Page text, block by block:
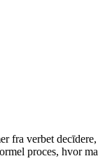
fra verbet
proces, hvor